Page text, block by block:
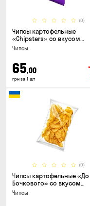
(0)
Чипсы картофельные
«Chipsters» со вкусом
острый удон, 100г
Чипсы
65,00
грн за 1 шт
(0)
Чипсы картофельные «До
Бочкового» со вкусом
сметаны с зеленью, 100г
Чипсы